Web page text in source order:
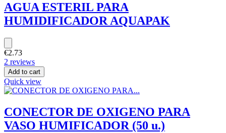
AGUA ESTERIL PARA
HUMIDIFICADOR AQUAPAK
€2.73
2 reviews
Add to cart
Quick view
CONECTOR DE OXIGENO PARA
VASO HUMIFICADOR (50 u.)